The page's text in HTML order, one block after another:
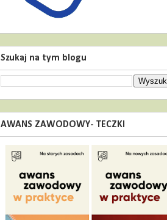
Szukaj na tym blogu
AWANS ZAWODOWY- TECZKI